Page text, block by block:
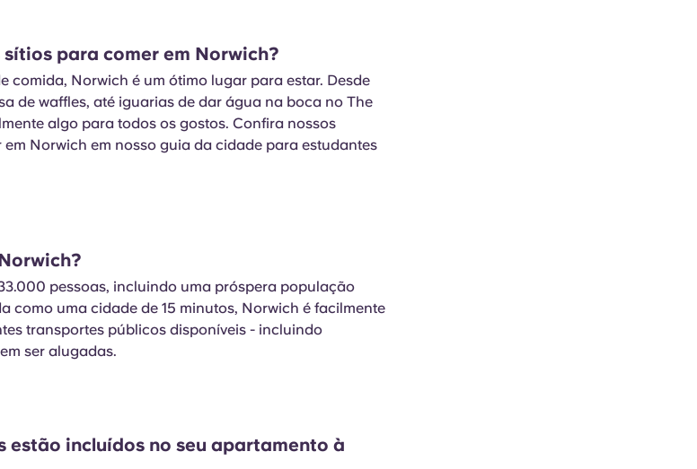
para comer em Norwich?
comida, Norwich é um ótimo lugar para estar. Desde
de waffles, até iguarias de dar água na boca no The
algo para todos os gostos. Confira nossos
Norwich em nosso guia da cidade para estudantes
pessoas, incluindo uma próspera população
como uma cidade de 15 minutos, Norwich é facilmente
transportes públicos disponíveis - incluindo
ser alugadas.
estão incluídos no seu apartamento à